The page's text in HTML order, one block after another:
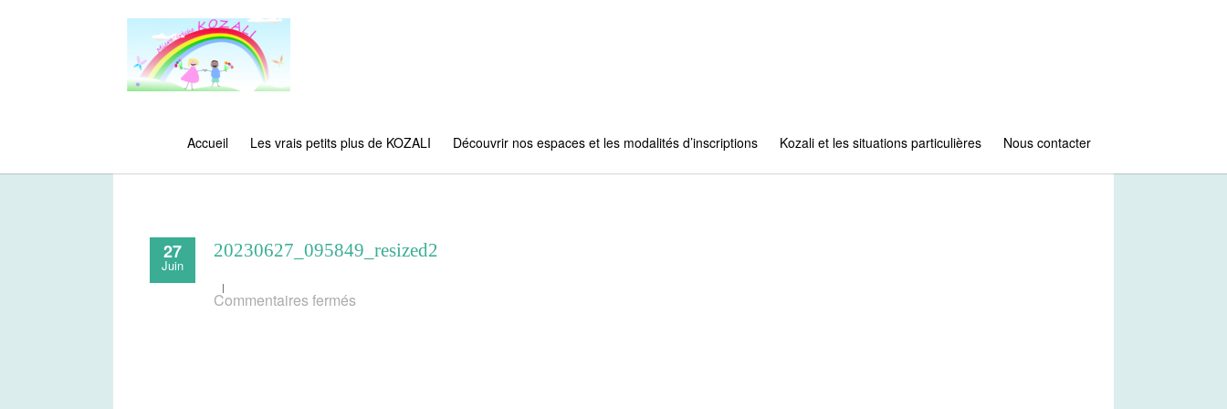
Accueil Les vrais petits plus de KOZALI Découvrir nos espaces et les modalités d’inscriptions Kozali et les situations particulières Nous contacter
27
Juin
20230627_095849_resized2
Commentaires ferméssur